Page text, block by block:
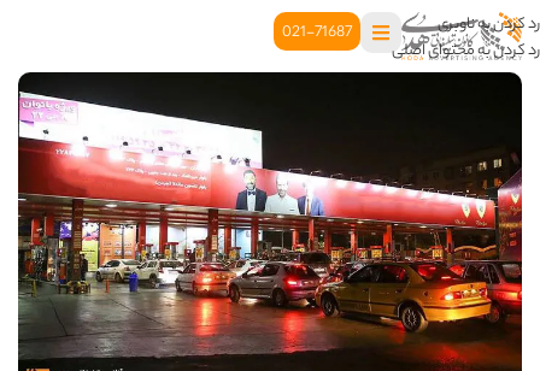
رد کردن به ناوبری
رد کردن به محتوای اصلی
021-71687